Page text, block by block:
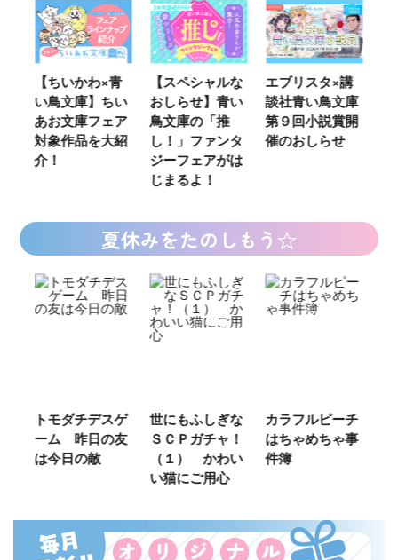
【スペシャルな
おしらせ】青い
鳥文庫の「推
し！」ファンタ
ジーフェアがは
エブリスタ×講
談社青い鳥文庫
第９回小説賞開
催のおしらせ
【速報】『黒魔
女さんが通
る‼』ついにコ
ミカライズ！
夏休みをたのしもう☆
世にもふしぎな
ＳＣＰガチャ！
（１） かわい
カラフルピーチ
はちゃめちゃ事
件簿
長浜高校水族館
部！